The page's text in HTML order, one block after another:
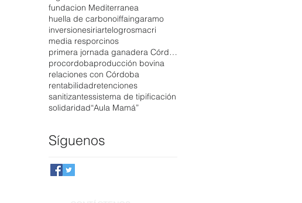
fundacion Mediterranea
huella de carbonoiffaingaramo
inversionesiriartelogrosmacri
media resporcinos
primera jornada ganadera Córdoba
procordobaproducción bovina
relaciones con Córdoba
rentabilidadretenciones
sanitizantessistema de tipificación
solidaridad“Aula Mamá”
Síguenos